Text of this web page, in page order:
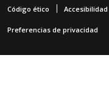
Código ético Accesibilidad
Preferencias de privacidad